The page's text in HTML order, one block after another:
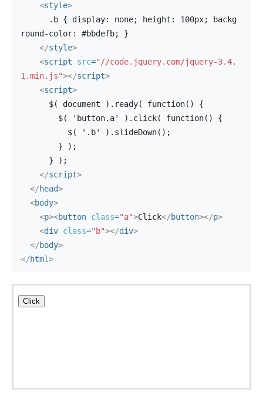
<style>
round-color: #bbdefb; }
</style>
<script src="//code.jquery.com/jquery-3.4.
1.min.js"></script>
<script>
      $( document ).ready( function() {
        $( 'button.a' ).click( function() {
          $( '.b' ).slideDown();
        } );
      } );
</script>
</head>
<body>
<p><button class="a">Click</button></p>
<div class="b"></div>
</body>
</html>